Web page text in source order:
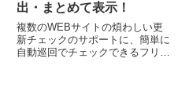
出・まとめて表示！
複数のWEBサイトの煩わしい更
新チェックのサポートに、簡単に
自動巡回でチェックできるフリー